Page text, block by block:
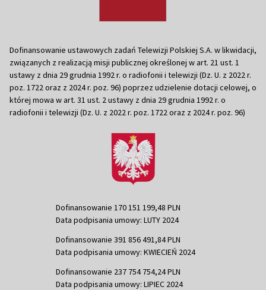
Dofinansowanie ustawowych zadań Telewizji Polskiej S.A. w likwidacji,
związanych z realizacją misji publicznej określonej w art. 21 ust. 1
ustawy z dnia 29 grudnia 1992 r. o radiofonii i telewizji (Dz. U. z 2022 r.
poz. 1722 oraz z 2024 r. poz. 96) poprzez udzielenie dotacji celowej, o
której mowa w art. 31 ust. 2 ustawy z dnia 29 grudnia 1992 r. o
radiofonii i telewizji (Dz. U. z 2022 r. poz. 1722 oraz z 2024 r. poz. 96)
Dofinansowanie 170 151 199,48 PLN
Data podpisania umowy: LUTY 2024
Dofinansowanie 391 856 491,84 PLN
Data podpisania umowy: KWIECIEŃ 2024
Dofinansowanie 237 754 754,24 PLN
Data podpisania umowy: LIPIEC 2024